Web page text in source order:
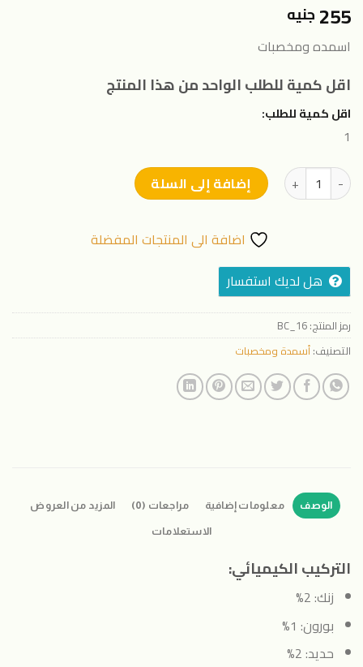
255 جنيه
اسمده ومخصبات
اقل كمية للطلب الواحد من هذا المنتج
اقل كمية للطلب:
1
كمية جازل إضافة إلى السلة
اضافة الى المنتجات المفضلة
هل لديك استفسار
رمز المنتج:BC_16
التصنيف:أسمدة ومخصبات
الوصف معلومات إضافية مراجعات (0) المزيد من العروض
الاستعلامات
التركيب الكيميائي:
زنك: 2%
بورون: 1%
حديد: 2%